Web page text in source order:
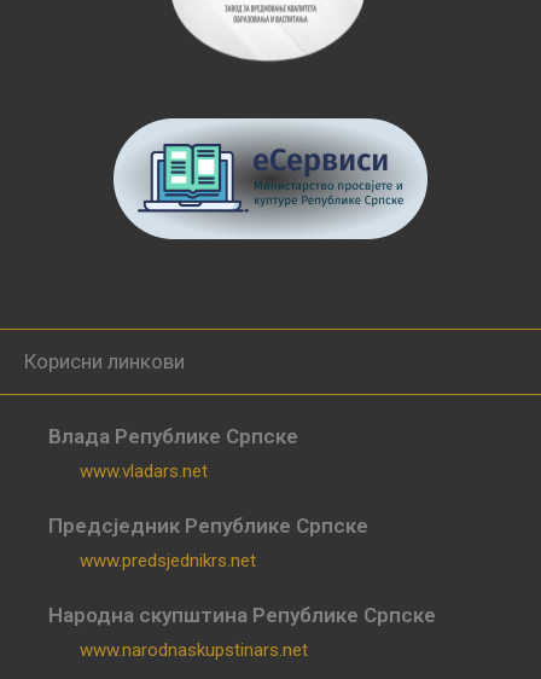
Корисни линкови
Влада Републике Српске
www.vladars.net
Предсједник Републике Српске
www.predsjednikrs.net
Народна скупштина Републике Српске
www.narodnaskupstinars.net